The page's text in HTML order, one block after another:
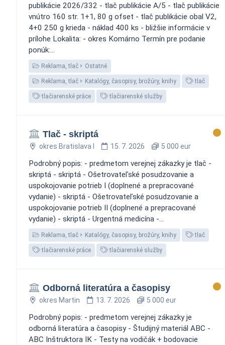
publikácie 2026/332 - tlač publikácie A/5 - tlač publikácie
vnútro 160 str. 1+1, 80 g ofset - tlač publikácie obal V2,
4+0 250 g krieda - náklad 400 ks - bližšie informácie v
prílohe Lokalita: - okres Komárno Termín pre podanie
ponúk:...
Reklama, tlač Ostatné
Reklama, tlač Katalógy, časopisy, brožúry, knihy tlač
tlačiarenské práce tlačiarenské služby
Tlač - skriptá
okres Bratislava I 15. 7. 2026 5 000 eur
Podrobný popis: - predmetom verejnej zákazky je tlač -
skriptá - skriptá - Ošetrovateľské posudzovanie a
uspokojovanie potrieb I (doplnené a prepracované
vydanie) - skriptá - Ošetrovateľské posudzovanie a
uspokojovanie potrieb II (doplnené a prepracované
vydanie) - skriptá - Urgentná medicína -...
Reklama, tlač Katalógy, časopisy, brožúry, knihy tlač
tlačiarenské práce tlačiarenské služby
Odborná literatúra a časopisy
okres Martin 13. 7. 2026 5 000 eur
Podrobný popis: - predmetom verejnej zákazky je
odborná literatúra a časopisy - Študijný materiál ABC -
ABC Inštruktora IK - Testy na vodičák + bodovacie